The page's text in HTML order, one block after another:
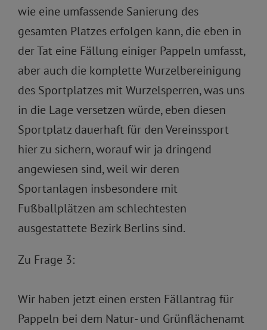
wie eine umfassende Sanierung des
gesamten Platzes erfolgen kann, die eben in
der Tat eine Fällung einiger Pappeln umfasst,
aber auch die komplette Wurzelbereinigung
des Sportplatzes mit Wurzelsperren, was uns
in die Lage versetzen würde, eben diesen
Sportplatz dauerhaft für den Vereinssport
hier zu sichern, worauf wir ja dringend
angewiesen sind, weil wir deren
Sportanlagen insbesondere mit
Fußballplätzen am schlechtesten
ausgestattete Bezirk Berlins sind.
Zu Frage 3:
Wir haben jetzt einen ersten Fällantrag für
Pappeln bei dem Natur- und Grünflächenamt